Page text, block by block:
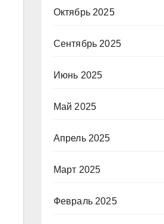
Октябрь 2025
Сентябрь 2025
Июнь 2025
Май 2025
Апрель 2025
Март 2025
Февраль 2025